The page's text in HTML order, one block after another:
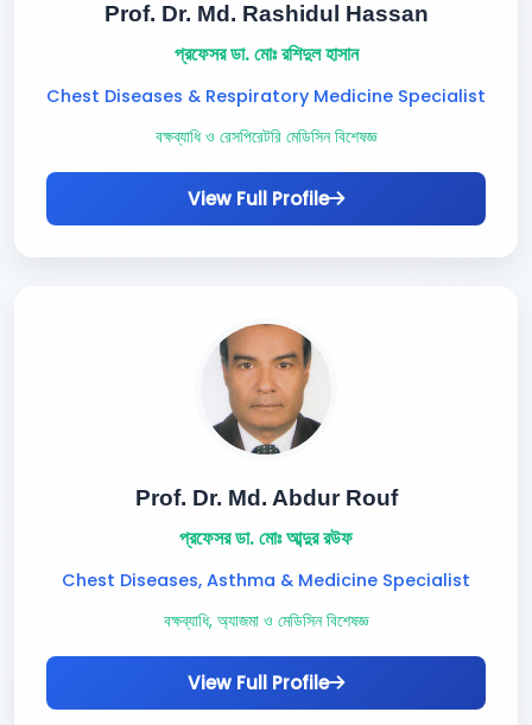
Prof. Dr. Md. Rashidul Hassan
প্রফেসর ডা. মোঃ রশিদুল হাসান
Chest Diseases & Respiratory Medicine Specialist
বক্ষব্যাধি ও রেসপিরেটরি মেডিসিন বিশেষজ্ঞ
View Full Profile
Prof. Dr. Md. Abdur Rouf
প্রফেসর ডা. মোঃ আব্দুর রউফ
Chest Diseases, Asthma & Medicine Specialist
বক্ষব্যাধি, অ্যাজমা ও মেডিসিন বিশেষজ্ঞ
View Full Profile